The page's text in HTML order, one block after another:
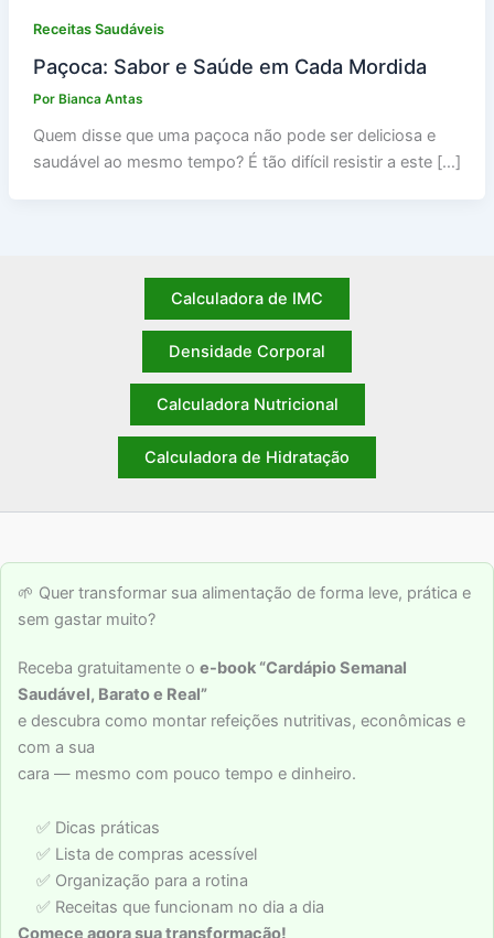
Receitas Saudáveis
Paçoca: Sabor e Saúde em Cada Mordida
Por Bianca Antas
Quem disse que uma paçoca não pode ser deliciosa e
saudável ao mesmo tempo? É tão difícil resistir a este […]
Calculadora de IMC
Densidade Corporal
Calculadora Nutricional
Calculadora de Hidratação
🌱 Quer transformar sua alimentação de forma leve, prática e
sem gastar muito?
Receba gratuitamente o e-book “Cardápio Semanal
Saudável, Barato e Real”
e descubra como montar refeições nutritivas, econômicas e
com a sua
cara — mesmo com pouco tempo e dinheiro.
✅ Dicas práticas
✅ Lista de compras acessível
✅ Organização para a rotina
✅ Receitas que funcionam no dia a dia
Comece agora sua transformação!